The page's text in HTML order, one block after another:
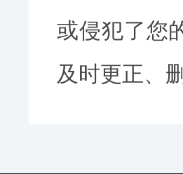
或侵犯了您
及时更正、